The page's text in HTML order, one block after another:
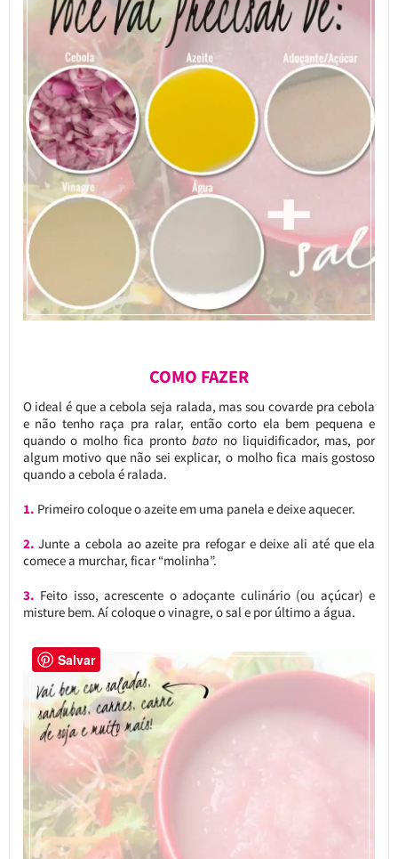
COMO FAZER
O ideal é que a cebola seja ralada, mas sou covarde pra cebola
e não tenho raça pra ralar, então corto ela bem pequena e
quando o molho fica pronto bato no liquidificador, mas, por
algum motivo que não sei explicar, o molho fica mais gostoso
quando a cebola é ralada.
1. Primeiro coloque o azeite em uma panela e deixe aquecer.
2. Junte a cebola ao azeite pra refogar e deixe ali até que ela
comece a murchar, ficar “molinha”.
3. Feito isso, acrescente o adoçante culinário (ou açúcar) e
misture bem. Aí coloque o vinagre, o sal e por último a água.
Salvar